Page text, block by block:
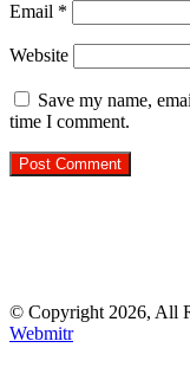
Email *
Website
Save my name,
time I comment.
© Copyright 2026, All
Webmitr